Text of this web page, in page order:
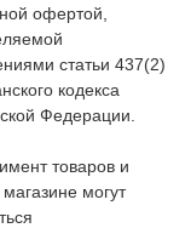
офертой,
статьи 437(2)
кодекса
Федерации.
товаров и
могут